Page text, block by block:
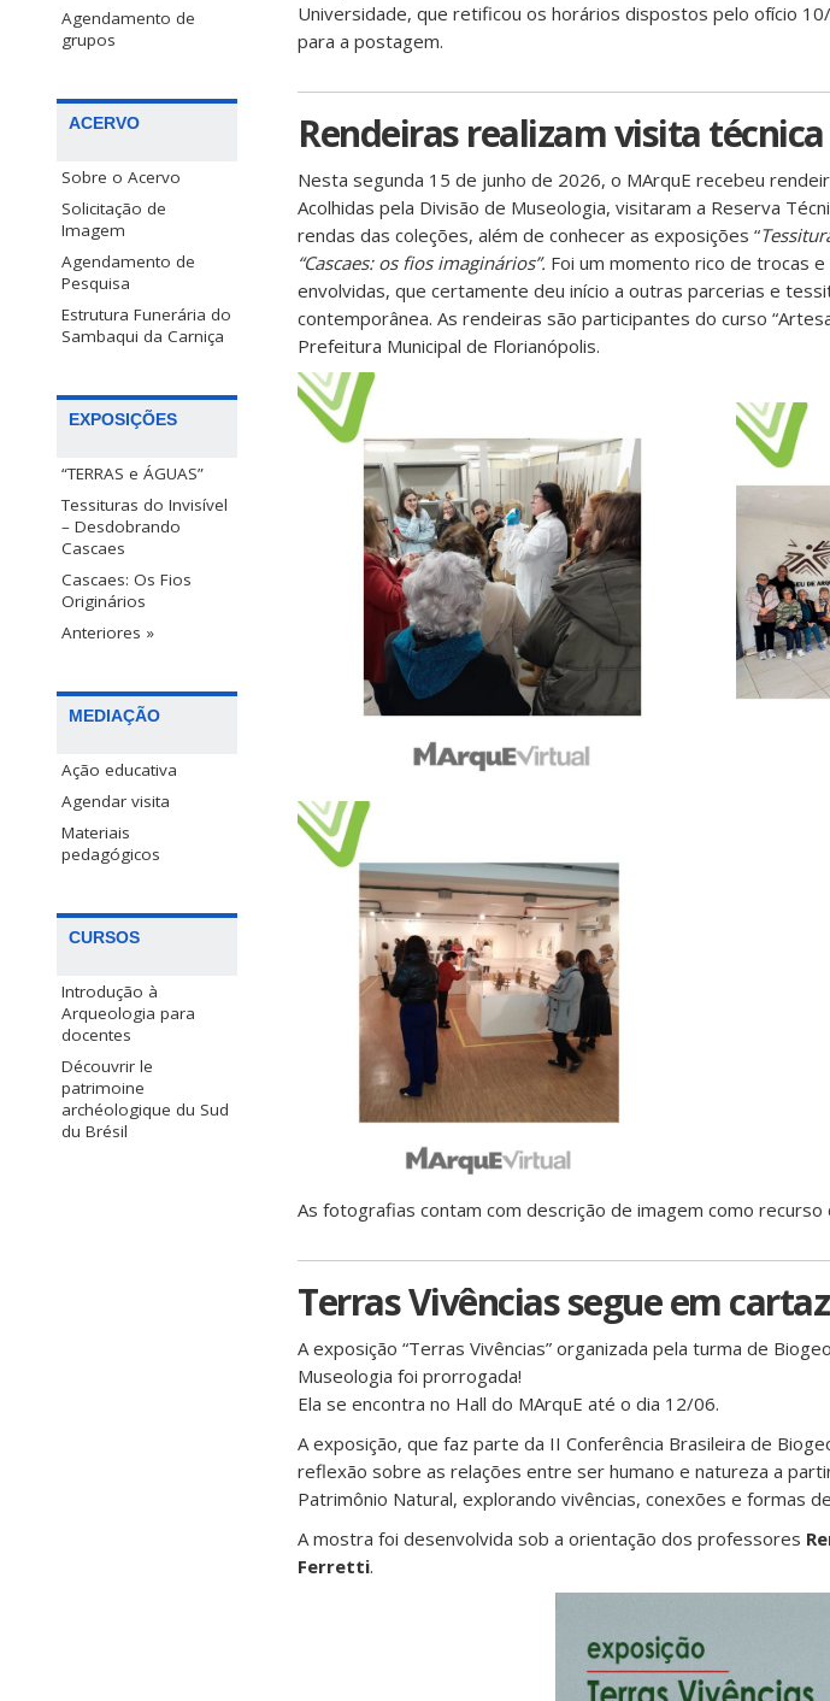
Agendamento de
grupos
ACERVO
Sobre o Acervo
Solicitação de
Imagem
Agendamento de
Pesquisa
Estrutura Funerária do
Sambaqui da Carniça
EXPOSIÇÕES
“TERRAS e ÁGUAS”
Tessituras do Invisível
– Desdobrando
Cascaes
Cascaes: Os Fios
Originários
Anteriores »
MEDIAÇÃO
Ação educativa
Agendar visita
Materiais
pedagógicos
CURSOS
Introdução à
Arqueologia para
docentes
Découvrir le
patrimoine
archéologique du Sud
du Brésil
Universidade, que retificou os horários dispostos pelo ofício
para a postagem.
Rendeiras realizam visita
Nesta segunda 15 de junho de 2026, o MArquE recebeu
Acolhidas pela Divisão de Museologia, visitaram a Reserva
rendas das coleções, além de conhecer as exposições “
“Cascaes: os fios imaginários”. Foi um momento rico de trocas
envolvidas, que certamente deu início a outras parcerias e
contemporânea. As rendeiras são participantes do curso
Prefeitura Municipal de Florianópolis.
As fotografias contam com descrição de imagem como recurso
Terras Vivências segue em
A exposição “Terras Vivências” organizada pela turma de
Museologia foi prorrogada!
Ela se encontra no Hall do MArquE até o dia 12/06.
A exposição, que faz parte da II Conferência Brasileira de
reflexão sobre as relações entre ser humano e natureza a
Patrimônio Natural, explorando vivências, conexões e formas
A mostra foi desenvolvida sob a orientação dos professores
Ferretti.